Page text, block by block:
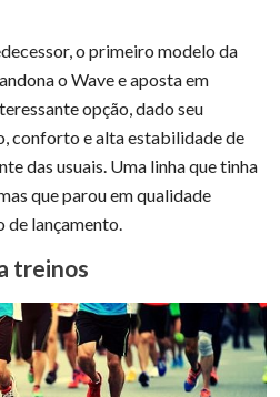
o primeiro modelo da
o Wave e aposta em
opção, dado seu
conforto e alta estabilidade de
das usuais. Uma linha que tinha
que parou em qualidade
lançamento.
treinos